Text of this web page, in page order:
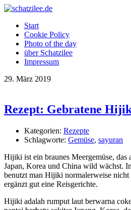
Start
Cookie Policy
Photo of the day
über Schatzilee
Impressum
29. März 2019
Rezept: Gebratene
Kategorien: Rezepte
Schlagworte: Gemüse, sayuran
Hijiki ist ein braunes Meergemüse, das
Japan, Korea und China wild wächst.
benutzt man Hijiki normalerweise
ergänzt gut eine Reisgerichte.
Hijiki adalah rumput laut berwarna